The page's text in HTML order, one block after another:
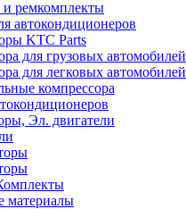
ремкомплекты
автокондиционеров
KTC Parts
для грузовых автомобилей
для легковых автомобилей
компрессора
Эл. двигатели
материалы